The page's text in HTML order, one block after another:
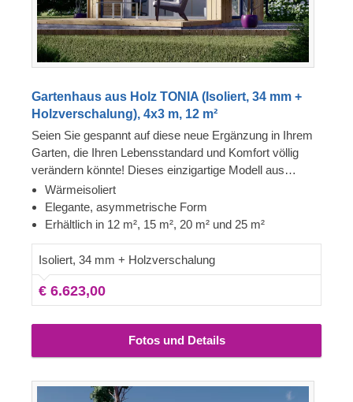
Gartenhaus aus Holz TONIA (Isoliert, 34 mm +
Holzverschalung), 4x3 m, 12 m²
Seien Sie gespannt auf diese neue Ergänzung in Ihrem
Garten, die Ihren Lebensstandard und Komfort völlig
verändern könnte! Dieses einzigartige Modell aus
unserer modernen Gartenhauskollektion zeichnet sich
durch ein asymmetrisches Dach, eine trendige
Verkleidung und einen unverwechselbaren modernen
verschiedenen Größen (12 m², 15 m², 20 m² und 25 m²)
erhältlich ist, bietet Ihnen den notwendigen Raum für
mehr Erholung und Privatsphäre.
Wärmeisoliert
Elegante, asymmetrische Form
Erhältlich in 12 m², 15 m², 20 m² und 25 m²
Isoliert, 34 mm + Holzverschalung
€ 6.623,00
Fotos und Details